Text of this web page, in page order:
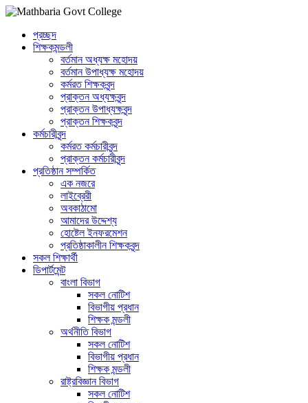
প্রচ্ছদ
শিক্ষকমন্ডলী
বর্তমান অধ্যক্ষ মহোদয়
বর্তমান ‌উপাধ্যক্ষ মহোদয়
কর্মরত শিক্ষকবৃন্দ
প্রাক্তন অধ্যক্ষবৃন্দ
প্রাক্তন উপাধ্যক্ষবৃন্দ
প্রাক্তন শিক্ষকবৃন্দ
কর্মচারীবৃন্দ
কর্মরত কর্মচারীবৃন্দ
প্রাক্তন কর্মচারীবৃন্দ
প্রতিষ্ঠান সম্পর্কিত
এক নজরে
লাইব্রেরী
অবকাঠামো
আমাদের উদ্দেশ্য
হোষ্টেল ইনফরমেশন
প্রতিষ্ঠাকালীন শিক্ষকবৃন্দ
সকল শিক্ষার্থী
ডিপার্টমেন্ট
বাংলা বিভাগ
সকল নোটিশ
বিভাগীয় প্রধান
শিক্ষক মন্ডলী
অর্থনীতি বিভাগ
সকল নোটিশ
বিভাগীয় প্রধান
শিক্ষক মন্ডলী
রাষ্ট্রবিজ্ঞান বিভাগ
সকল নোটিশ